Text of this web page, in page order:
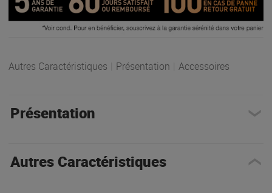
Autres Caractéristiques Présentation Accessoires
Présentation
Autres Caractéristiques